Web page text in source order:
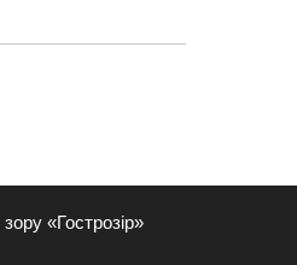
«Гострозір»